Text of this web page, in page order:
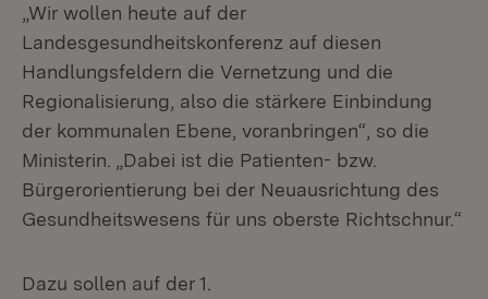
„Wir wollen heute auf der
Landesgesundheitskonferenz auf diesen
Handlungsfeldern die Vernetzung und die
Regionalisierung, also die stärkere Einbindung
der kommunalen Ebene, voranbringen“, so die
Ministerin. „Dabei ist die Patienten- bzw.
Bürgerorientierung bei der Neuausrichtung des
Gesundheitswesens für uns oberste Richtschnur.“
Dazu sollen auf der 1.